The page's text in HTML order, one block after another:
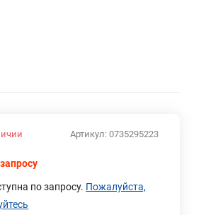
Артикул: 0735295223
по запросу. Пожалуйста,